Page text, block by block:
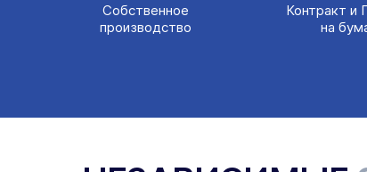
Собственное
производство
Контракт и
на